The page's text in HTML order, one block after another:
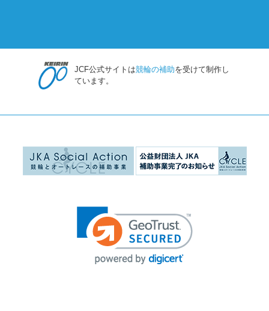
JCF公式サイトは競輪の補助を受けて制作し
ています。